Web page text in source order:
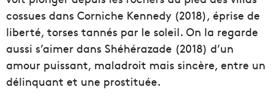
cossues dans Corniche Kennedy (2018), éprise de
liberté, torses tannés par le soleil. On la regarde
aussi s’aimer dans Shéhérazade (2018) d’un
amour puissant, maladroit mais sincère, entre un
délinquant et une prostituée.